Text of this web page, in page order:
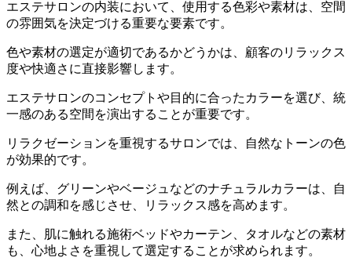
エステサロンの内装において、使用する色彩や素材は、空間
の雰囲気を決定づける重要な要素です。
色や素材の選定が適切であるかどうかは、顧客のリラックス
度や快適さに直接影響します。
エステサロンのコンセプトや目的に合ったカラーを選び、統
一感のある空間を演出することが重要です。
リラクゼーションを重視するサロンでは、自然なトーンの色
が効果的です。
例えば、グリーンやベージュなどのナチュラルカラーは、自
然との調和を感じさせ、リラックス感を高めます。
また、肌に触れる施術ベッドやカーテン、タオルなどの素材
も、心地よさを重視して選定することが求められます。